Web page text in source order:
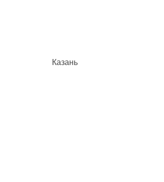
Казань